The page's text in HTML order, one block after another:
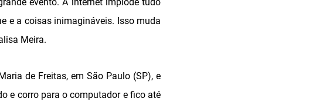
e a coisas inimagináveis. Isso muda
Meira.
de Freitas, em São Paulo (SP), e
e corro para o computador e fico até